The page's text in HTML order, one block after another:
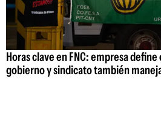
Horas clave en FNC: empresa
gobierno y sindicato también